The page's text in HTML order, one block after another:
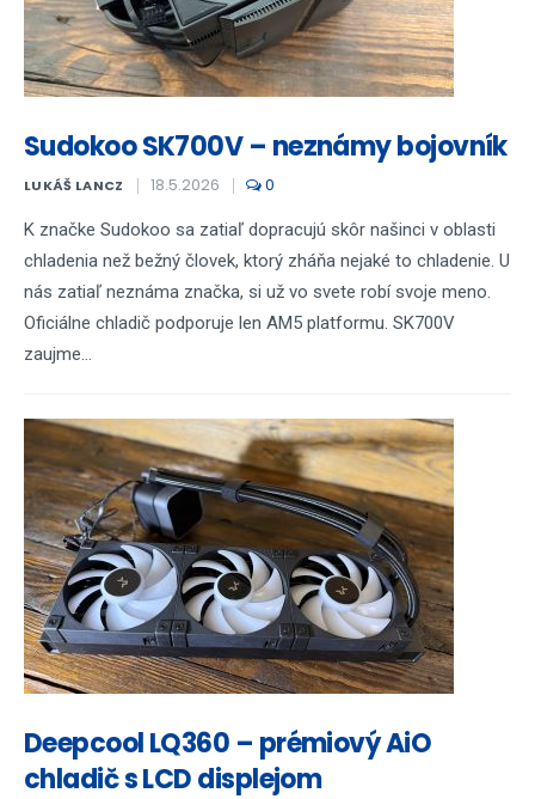
Sudokoo SK700V – neznámy bojovník
LUKÁŠ LANCZ 18.5.2026 0
K značke Sudokoo sa zatiaľ dopracujú skôr našinci v oblasti
chladenia než bežný človek, ktorý zháňa nejaké to chladenie. U
nás zatiaľ neznáma značka, si už vo svete robí svoje meno.
Oficiálne chladič podporuje len AM5 platformu. SK700V
zaujme...
Deepcool LQ360 – prémiový AiO
chladič s LCD displejom